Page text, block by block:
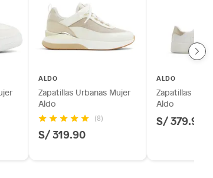
ALDO
Zapatillas Urbanas Mujer
Aldo
(8)
S/ 319.90
ALDO
Zapatillas
Aldo
S/ 379.90